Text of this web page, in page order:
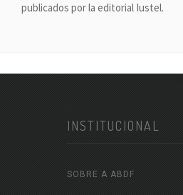
publicados por la editorial Iustel.
INSTITUCIONAL
SOBRE A ABDF